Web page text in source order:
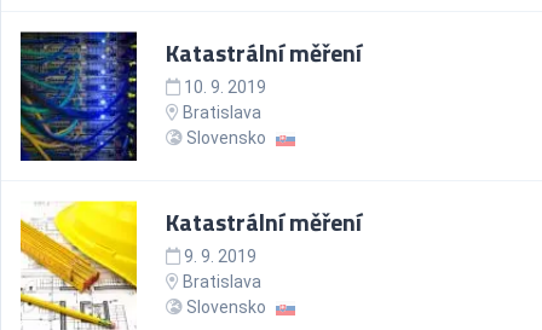
Katastrální měření
10. 9. 2019
Bratislava
Slovensko
Katastrální měření
9. 9. 2019
Bratislava
Slovensko